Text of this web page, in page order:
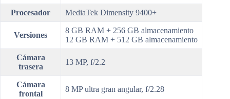
Procesador MediaTek Dimensity 9400+
Versiones
8 GB RAM + 256 GB almacenamiento
12 GB RAM + 512 GB almacenamiento
Cámara
trasera
13 MP, f/2.2
Cámara
frontal
8 MP ultra gran angular, f/2.28